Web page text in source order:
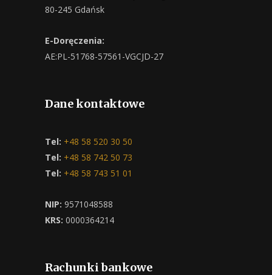
80-245 Gdańsk
E-Doręczenia:
AE:PL-51768-57561-VGCJD-27
Dane kontaktowe
Tel: +48 58 520 30 50
Tel: +48 58 742 50 73
Tel: +48 58 743 51 01
NIP: 9571048588
KRS: 0000364214
Rachunki bankowe